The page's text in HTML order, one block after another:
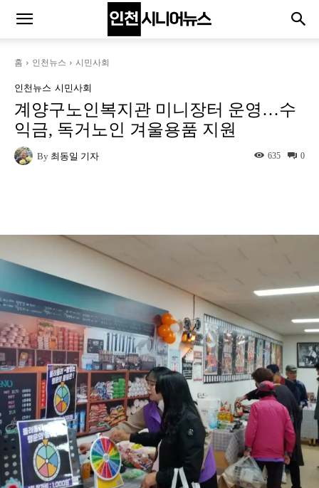
홈 인천뉴스 시민사회
인천뉴스 시민사회
계양구노인복지관 미니장터 운영…수
익금, 독거노인 겨울용품 지원
By 최동일 기자 0
635